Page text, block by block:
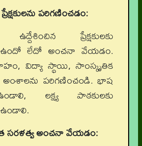
పరిగణించడం:
ప్రేక్షకులకు
లేదో అంచనా వేయడం.
విద్యా స్థాయి, సాంస్కృతిక
అంశాలను పరిగణించండి. భాష
లక్ష్య పాఠకులకు
సరళత్వ అంచనా వేయడం: